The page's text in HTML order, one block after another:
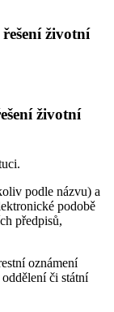
životní
životní
podle názvu) a
podobě
předpisů,
oznámení
či státní